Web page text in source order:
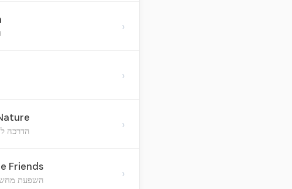
›
›
הדרכה ›
Friends
השפעת ›